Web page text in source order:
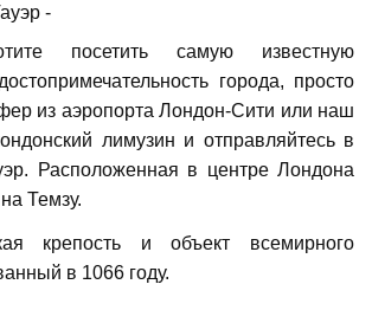
-
посетить самую известную
города, просто
из аэропорта Лондон-Сити или наш
лимузин и отправляйтесь в
Расположенная в центре Лондона
Темзу.
крепость и объект всемирного
в 1066 году.